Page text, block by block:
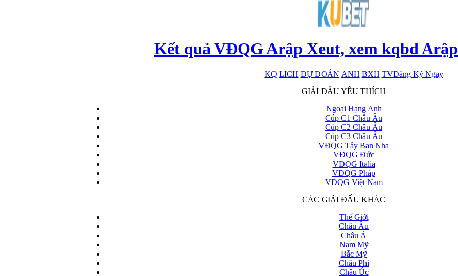
Kết quả VĐQG Arập Xeut, xem kqbd
KQ LICH DỰ ĐOÁN ANH BXH TVĐăng Ký Ngay
x
GIẢI ĐẤU YÊU THÍCH
Ngoại Hạng Anh
Cúp C1 Châu Âu
Cúp C2 Châu Âu
Cúp C3 Châu Âu
VĐQG Tây Ban Nha
VĐQG Đức
VĐQG Italia
VĐQG Pháp
VĐQG Việt Nam
CÁC GIẢI ĐẤU KHÁC
Thế Giới
Châu Âu
Châu Á
Nam Mỹ
Bắc Mỹ
Châu Phi
Châu Úc